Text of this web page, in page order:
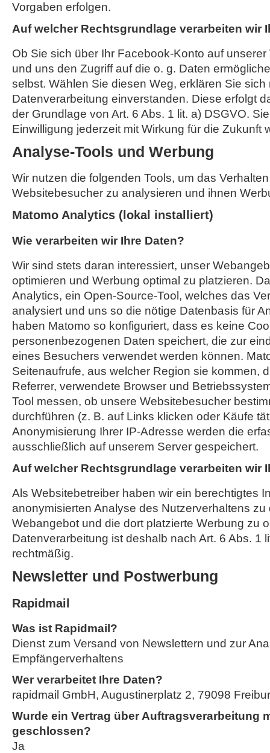
Vorgaben erfolgen.
Auf welcher Rechtsgrundlage verarbeiten wir
Ob Sie sich über Ihr Facebook-Konto auf
und uns den Zugriff auf die o. g. Daten
selbst. Wählen Sie diesen Weg, erklären Sie sich
Datenverarbeitung einverstanden. Diese erfolgt
der Grundlage von Art. 6 Abs. 1 lit. a) DSGVO.
Einwilligung jederzeit mit Wirkung für die Zukunft
Analyse-Tools und Werbung
Wir nutzen die folgenden Tools, um das
Websitebesucher zu analysieren und ihnen
Matomo Analytics (lokal installiert)
Wie verarbeiten wir Ihre Daten?
Wir sind stets daran interessiert, unser
optimieren und Werbung optimal zu platzieren.
Analytics, ein Open-Source-Tool, welches das
analysiert und uns so die nötige Datenbasis für
haben Matomo so konfiguriert, dass es keine
personenbezogenen Daten speichert, die zur
eines Besuchers verwendet werden können.
Seitenaufrufe, aus welcher Region sie kommen,
Referrer, verwendete Browser und
Tool messen, ob unsere Websitebesucher
durchführen (z. B. auf Links klicken oder Käufe
Anonymisierung Ihrer IP-Adresse werden die
ausschließlich auf unserem Server gespeichert.
Auf welcher Rechtsgrundlage verarbeiten wir
Als Websitebetreiber haben wir ein berechtigtes
anonymisierten Analyse des Nutzerverhaltens
Webangebot und die dort platzierte Werbung zu
Datenverarbeitung ist deshalb nach Art. 6 Abs. 1
rechtmäßig.
Newsletter und Postwerbung
Rapidmail
Was ist Rapidmail?
Dienst zum Versand von Newslettern und zur
Empfängerverhaltens
Wer verarbeitet Ihre Daten?
rapidmail GmbH, Augustinerplatz 2, 79098
Wurde ein Vertrag über Auftragsverarbeitung
geschlossen?
Ja